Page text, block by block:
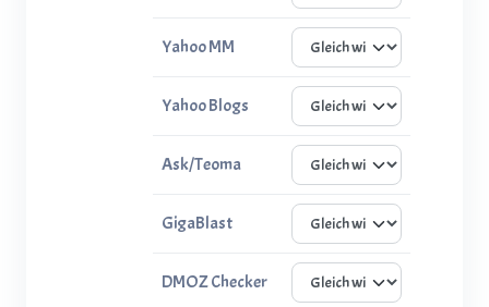
Yahoo MM
Yahoo Blogs
Ask/Teoma
GigaBlast
DMOZ Checker